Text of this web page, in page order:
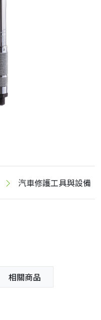
汽車修護工具與設備
相關商品